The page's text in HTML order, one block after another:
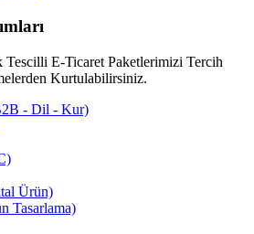
Tescilli E-Ticaret Paketlerimizi Tercih
Kurtulabilirsiniz.
- Dil - Kur)
Ürün)
Tasarlama)